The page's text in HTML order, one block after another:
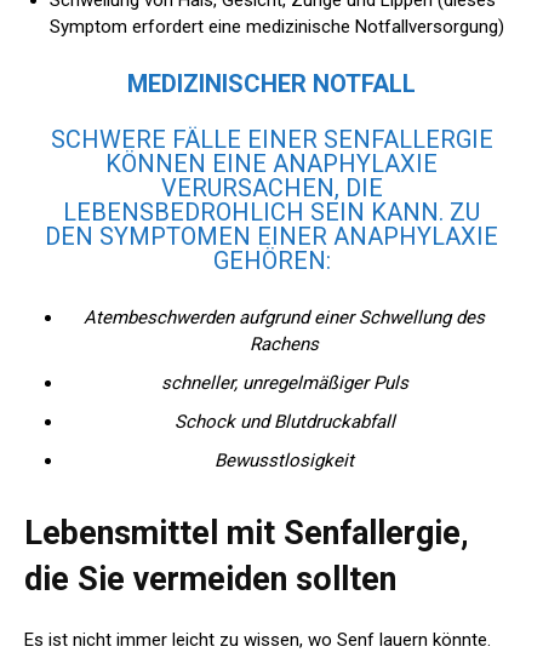
Symptom erfordert eine medizinische Notfallversorgung)
MEDIZINISCHER NOTFALL
SCHWERE FÄLLE EINER SENFALLERGIE
KÖNNEN EINE ANAPHYLAXIE
VERURSACHEN, DIE
LEBENSBEDROHLICH SEIN KANN. ZU
DEN SYMPTOMEN EINER ANAPHYLAXIE
GEHÖREN:
Atembeschwerden aufgrund einer Schwellung des
Rachens
schneller, unregelmäßiger Puls
Schock und Blutdruckabfall
Bewusstlosigkeit
Lebensmittel mit Senfallergie,
die Sie vermeiden sollten
Es ist nicht immer leicht zu wissen, wo Senf lauern könnte.